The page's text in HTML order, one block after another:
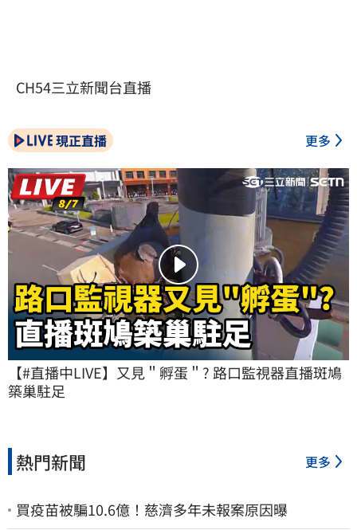
CH54三立新聞台直播
現正直播 更多
【#直播中LIVE】又見＂孵蛋＂? 路口監視器直播斑鳩
築巢駐足
熱門新聞 更多
買疫苗被騙10.6億！慈濟多年未報案原因曝